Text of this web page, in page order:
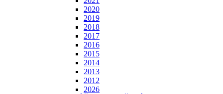
2020
2019
2018
2017
2016
2015
2014
2013
2012
2026